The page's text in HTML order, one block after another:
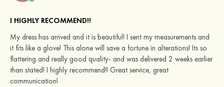
I HIGHLY RECOMMEND!!
My dress has arrived and it is beautiful! I sent my measurements and
it fits like a glove! This alone will save a fortune in alterations! Its so
flattering and really good quality- and was delivered 2 weeks earlier
than stated! I highly recommend!! Great service, great
communication!